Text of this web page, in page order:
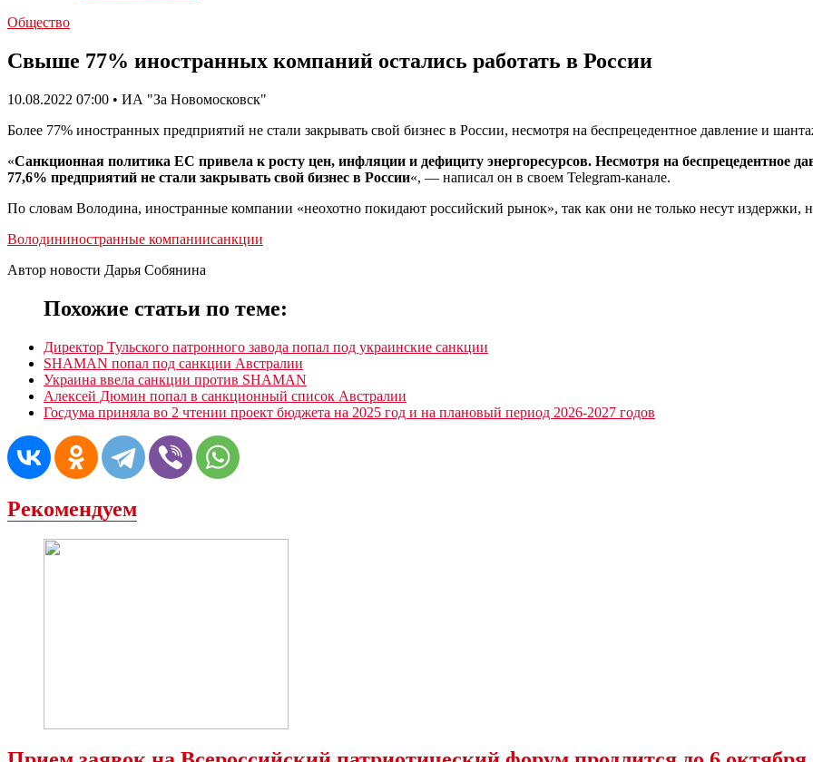
Общество
Свыше 77% иностранных компаний остались работать в России
10.08.2022 07:00 • ИА "За Новомосковск"
Более 77% иностранных предприятий не стали закрывать свой бизнес в России, несмотря на беспрецедентное давление и
«Санкционная политика ЕС привела к росту цен, инфляции и дефициту энергоресурсов. Несмотря на беспрецедентное
77,6% предприятий не стали закрывать свой бизнес в России«, — написал он в своем Telegram-канале.
По словам Володина, иностранные компании «неохотно покидают российский рынок», так как они не только несут издержки,
Володининостранные компаниисанкции
Автор новости Дарья Собянина
Похожие статьи по теме:
Директор Тульского патронного завода попал под украинские санкции
SHAMAN попал под санкции Австралии
Украина ввела санкции против SHAMAN
Алексей Дюмин попал в санкционный список Австралии
Госдума приняла во 2 чтении проект бюджета на 2025 год и на плановый период 2026-2027 годов
Рекомендуем